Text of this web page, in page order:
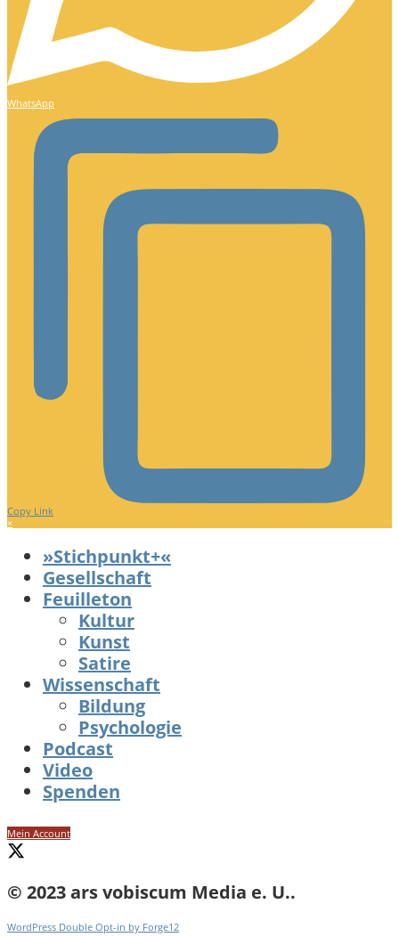
WhatsApp
Copy Link
×
»Stichpunkt+«
Gesellschaft
Feuilleton
Kultur
Kunst
Satire
Wissenschaft
Bildung
Psychologie
Podcast
Video
Spenden
Mein Account
© 2023 ars vobiscum Media e. U..
WordPress Double Opt-in by Forge12